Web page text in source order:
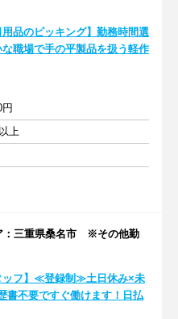
用品のピッキング】勤務時間選
職場で手の平製品を扱う軽作
上
：三重県桑名市 ※その他勤
ッフ】≪登録制≫土日休み×未
書不要ですぐ働けます！日払